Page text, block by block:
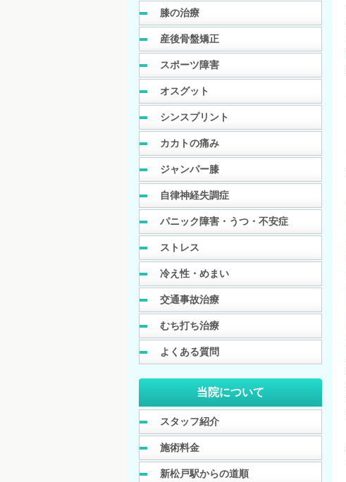
膝の治療
産後骨盤矯正
スポーツ障害
オスグット
シンスプリント
カカトの痛み
ジャンパー膝
自律神経失調症
パニック障害・うつ・不安症
ストレス
冷え性・めまい
交通事故治療
むち打ち治療
よくある質問
当院について
スタッフ紹介
施術料金
新松戸駅からの道順